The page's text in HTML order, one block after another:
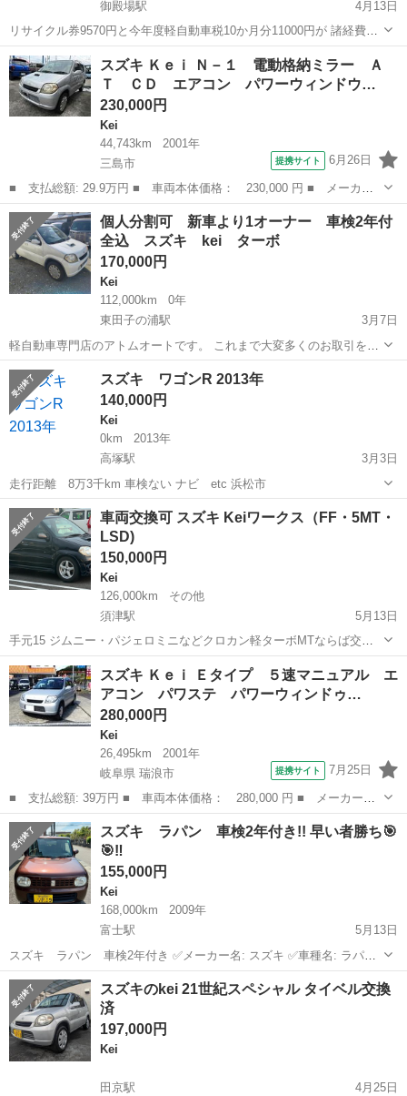
御殿場駅
4月13日
リサイクル券9570円と今年度軽自動車税10か月分11000円が 諸経費と
なります。 静岡県御殿場市です。 車検令和８年６月29日
年式の割には走行距離も少なく、現在特に不具合はありませ ん...
静岡 御殿場市 御殿場駅
スズキ Ｋｅｉ Ｎ－１ 電動格納ミラー Ａ
Ｔ ＣＤ エアコン パワーウィンドウ…
230,000円
Kei
44,743km
2001年
三島市
提携サイト 6月26日
■ 支払総額: 29.9万円 ■ 車両本体価格： 230,000 円 ■ メーカー
名： スズキ ■ 車種名： Ｋｅｉ ■ グレード名： Ｎ－１ 電動
格納ミラー ＡＴ ＣＤ エアコン パワーウィンドウ 運転席エア
バッグ 助手...
静岡 三島市 Kei
個人分割可 新車より1オーナー 車検2年付
全込 スズキ kei ターボ
170,000円
Kei
112,000km
0年
東田子の浦駅
3月7日
軽自動車専門店のアトムオートです。 これまで大変多くのお取引をし
てますが、携帯の機種変更をしましたらアカウントの引き継ぎが出来
ず新規になってしまいました。 お気軽にお問い合わせ下さい😊 軽
静岡 東田子の浦駅
スズキ ワゴンR 2013年
140,000円
Kei
0km
2013年
高塚駅
3月3日
走行距離 8万3千km 車検ない ナビ etc 浜松市
静岡 浜松市 高塚駅
車両交換可 スズキ Keiワークス（FF・5MT・
LSD)
150,000円
Kei
126,000km
その他
須津駅
5月13日
手元15 ジムニー・パジェロミニなどクロカン軽ターボMTならば交換
可です スズキ Keiワークス（FF・5速マニュアル）の出品です。 走行
距離：約12.6万km ミッション：5速MT 駆動方式：前輪駆動（FF） 車
検：...
静岡 富士市 須津駅 ワークス
スズキ Ｋｅｉ Ｅタイプ ５速マニュアル エ
アコン パワステ パワーウィンドゥ…
280,000円
Kei
26,495km
2001年
岐阜県 瑞浪市
提携サイト 7月25日
■ 支払総額: 39万円 ■ 車両本体価格： 280,000 円 ■ メーカー
名： スズキ ■ 車種名： Ｋｅｉ ■ グレード名： Ｅタイプ ５
速マニュアル エアコン パワステ パワーウィンドゥ キーレス
車検整備２年付き...
岐阜 瑞浪市 Kei
スズキ ラパン 車検2年付き!! 早い者勝ち🎯
🎯‼️
155,000円
Kei
168,000km
2009年
富士駅
5月13日
スズキ ラパン 車検2年付き ✅メーカー名: スズキ ✅車種名: ラパン
✅年式平成: 21年 ✅走行距離: 168000km ✅車検2年間付き令和9年05月
12日まで ✅ミッション: AT ✅EG型式: K6A ✅排気量：...
静岡 富士市 富士駅 ラパン
スズキのkei 21世紀スペシャル タイベル交換
済
197,000円
Kei
田京駅
4月25日